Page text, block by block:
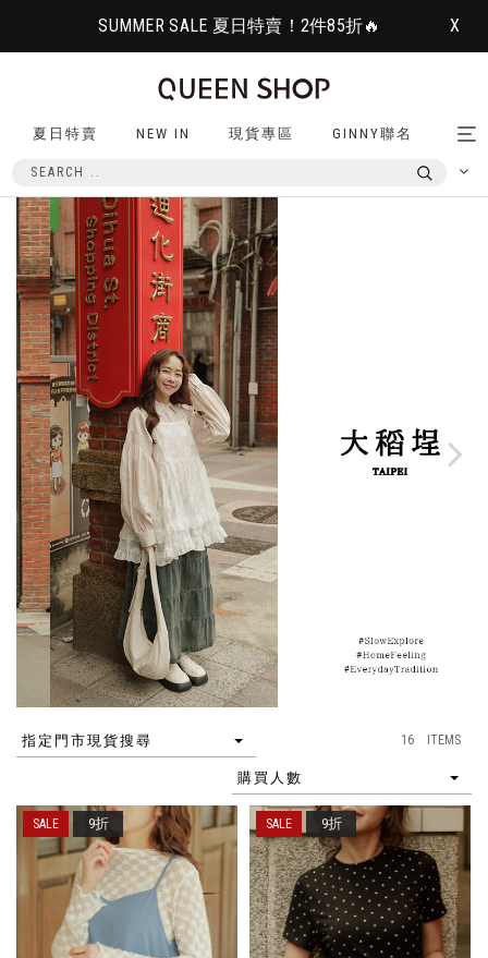
SUMMER SALE 夏日特賣！2件85折🔥 X
夏日特賣 NEW IN 現貨專區 GINNY聯名
指定門市現貨搜尋 16 ITEMS
購買人數
9折 9折